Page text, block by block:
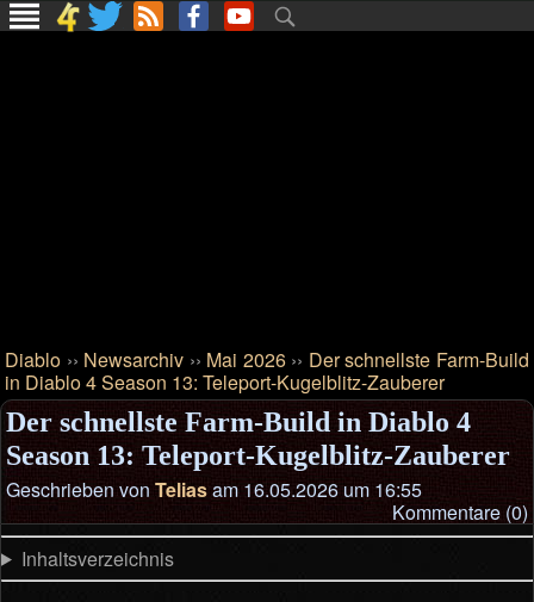
Diablo ›› Newsarchiv ›› Mai 2026›› Der schnellste Farm-Build
in Diablo 4 Season 13: Teleport-Kugelblitz-Zauberer
Der schnellste Farm-Build in Diablo 4
Season 13: Teleport-Kugelblitz-Zauberer
Geschrieben vonTeliasam 16.05.2026 um 16:55
Kommentare (0)
Inhaltsverzeichnis